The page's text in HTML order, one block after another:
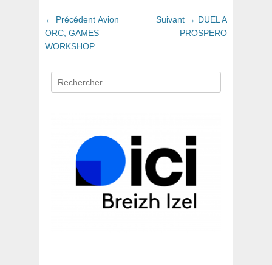
Navigation
de
l’article
← Précédent Article
précédent
Avion
ORC, GAMES
WORKSHOP
Suivant → Article
suivant
DUEL A
PROSPERO
Recherche
pour